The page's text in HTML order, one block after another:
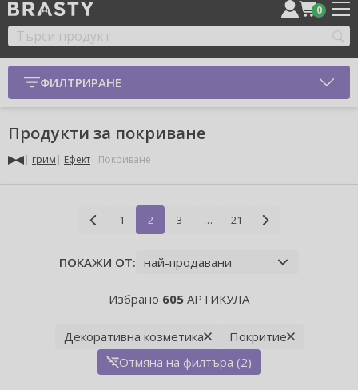
0
ФИЛТРИРАНЕ
Продукти за покриване
грим Ефект Покриване
1 2 3 … 21
ПОКАЖИ ОТ:
Избрано 605 АРТИКУЛА
Декоративна козметика
Покритие
Отмяна на филтъра (2)